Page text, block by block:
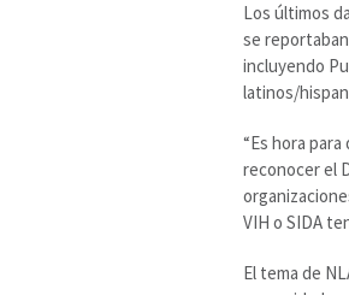
Los últimos
se
incluyendo
latinos/
“Es hora
reconocer el
VIH o SIDA
El tema de